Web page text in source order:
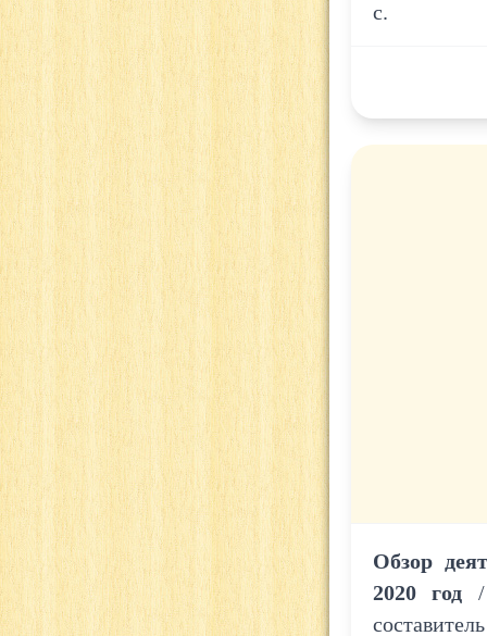
с.
Обзор
2020 год /